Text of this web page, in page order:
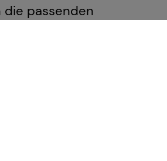
die passenden